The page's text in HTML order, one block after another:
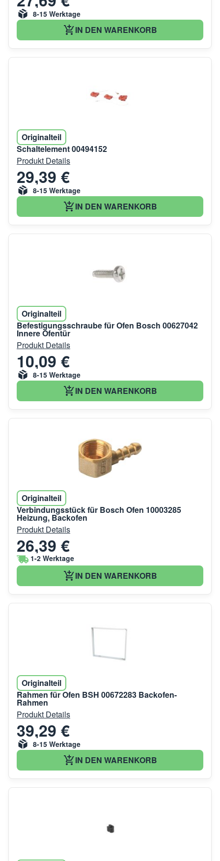
8-15 Werktage
IN DEN WARENKORB
Originalteil
Schaltelement 00494152
Produkt Details
29,39 €
8-15 Werktage
IN DEN WARENKORB
Originalteil
Befestigungsschraube für Ofen Bosch 00627042
Innere Ofentür
Produkt Details
10,09 €
8-15 Werktage
IN DEN WARENKORB
Originalteil
Verbindungsstück für Bosch Ofen 10003285
Heizung, Backofen
Produkt Details
26,39 €
1-2 Werktage
IN DEN WARENKORB
Originalteil
Rahmen für Ofen BSH 00672283 Backofen-
Rahmen
Produkt Details
39,29 €
8-15 Werktage
IN DEN WARENKORB